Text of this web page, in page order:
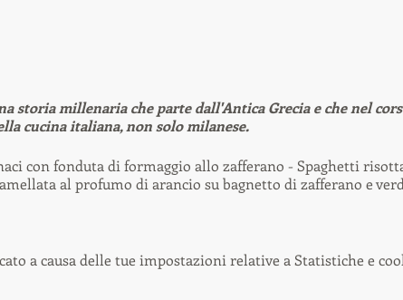
storia millenaria che parte dall'Antica Grecia e che nel
cucina italiana, non solo milanese.
con fonduta di formaggio allo zafferano - Spaghetti
al profumo di arancio su bagnetto di zafferano e
a causa delle tue impostazioni relative a Statistiche e